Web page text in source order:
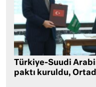
Türkiye-Suudi
paktı kuruldu,